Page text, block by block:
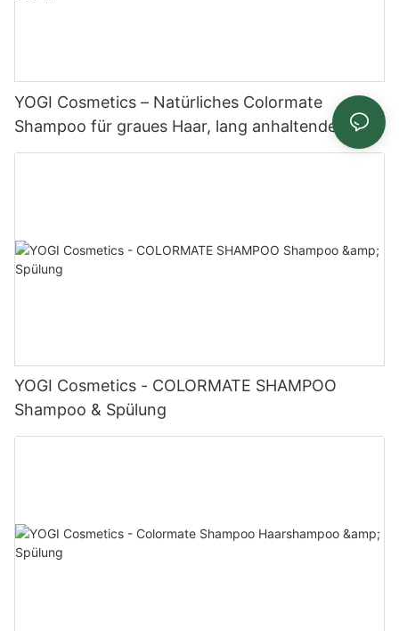
YOGI Cosmetics – Natürliches Colormate
Shampoo für graues Haar, lang anhaltendes
Shampoo & Conditioner, 300 ml
YOGI Cosmetics - COLORMATE SHAMPOO
Shampoo & Spülung